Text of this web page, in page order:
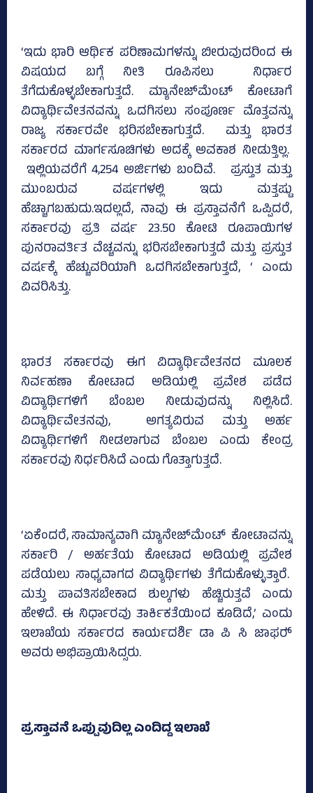
‘ಇದು ಭಾರಿ ಆರ್ಥಿಕ ಪರಿಣಾಮಗಳನ್ನು ಬೀರುವುದರಿಂದ ಈ
ವಿಷಯದ ಬಗ್ಗೆ ನೀತಿ ರೂಪಿಸಲು ನಿರ್ಧಾರ
ತೆಗೆದುಕೊಳ್ಳಬೇಕಾಗುತ್ತದೆ. ಮ್ಯಾನೇಜ್‌ಮೆಂಟ್‌ ಕೋಟಾಗೆ
ವಿದ್ಯಾರ್ಥಿವೇತನವನ್ನು ಒದಗಿಸಲು ಸಂಪೂರ್ಣ ಮೊತ್ತವನ್ನು
ರಾಜ್ಯ ಸರ್ಕಾರವೇ ಭರಿಸಬೇಕಾಗುತ್ತದೆ. ಮತ್ತು ಭಾರತ
ಸರ್ಕಾರದ ಮಾರ್ಗಸೂಚಿಗಳು ಅದಕ್ಕೆ ಅವಕಾಶ ನೀಡುತ್ತಿಲ್ಲ.
ಇಲ್ಲಿಯವರೆಗೆ 4,254 ಅರ್ಜಿಗಳು ಬಂದಿವೆ. ಪ್ರಸ್ತುತ ಮತ್ತು
ಮುಂಬರುವ ವರ್ಷಗಳಲ್ಲಿ ಇದು ಮತ್ತಷ್ಟು
ಹೆಚ್ಚಾಗಬಹುದು.ಇದಲ್ಲದೆ, ನಾವು ಈ ಪ್ರಸ್ತಾವನೆಗೆ ಒಪ್ಪಿದರೆ,
ಸರ್ಕಾರವು ಪ್ರತಿ ವರ್ಷ 23.50 ಕೋಟಿ ರೂಪಾಯಿಗಳ
ಪುನರಾವರ್ತಿತ ವೆಚ್ಚವನ್ನು ಭರಿಸಬೇಕಾಗುತ್ತದೆ ಮತ್ತು ಪ್ರಸ್ತುತ
ವರ್ಷಕ್ಕೆ ಹೆಚ್ಚುವರಿಯಾಗಿ ಒದಗಿಸಬೇಕಾಗುತ್ತದೆ, ‘ ಎಂದು
ವಿವರಿಸಿತ್ತು.
ಭಾರತ ಸರ್ಕಾರವು ಈಗ ವಿದ್ಯಾರ್ಥಿವೇತನದ ಮೂಲಕ
ನಿರ್ವಹಣಾ ಕೋಟಾದ ಅಡಿಯಲ್ಲಿ ಪ್ರವೇಶ ಪಡೆದ
ವಿದ್ಯಾರ್ಥಿಗಳಿಗೆ ಬೆಂಬಲ ನೀಡುವುದನ್ನು ನಿಲ್ಲಿಸಿದೆ.
ವಿದ್ಯಾರ್ಥಿವೇತನವು, ಅಗತ್ಯವಿರುವ ಮತ್ತು ಅರ್ಹ
ವಿದ್ಯಾರ್ಥಿಗಳಿಗೆ ನೀಡಲಾಗುವ ಬೆಂಬಲ ಎಂದು ಕೇಂದ್ರ
ಸರ್ಕಾರವು ನಿರ್ಧರಿಸಿದೆ ಎಂದು ಗೊತ್ತಾಗುತ್ತದೆ.
‘ಏಕೆಂದರೆ, ಸಾಮಾನ್ಯವಾಗಿ ಮ್ಯಾನೇಜ್‌ಮೆಂಟ್‌ ಕೋಟಾವನ್ನು
ಸರ್ಕಾರಿ / ಅರ್ಹತೆಯ ಕೋಟಾದ ಅಡಿಯಲ್ಲಿ ಪ್ರವೇಶ
ಪಡೆಯಲು ಸಾಧ್ಯವಾಗದ ವಿದ್ಯಾರ್ಥಿಗಳು ತೆಗೆದುಕೊಳ್ಳುತ್ತಾರೆ.
ಮತ್ತು ಪಾವತಿಸಬೇಕಾದ ಶುಲ್ಕಗಳು ಹೆಚ್ಚಿರುತ್ತವೆ ಎಂದು
ಹೇಳಿದೆ. ಈ ನಿರ್ಧಾರವು ತಾರ್ಕಿಕತೆಯಿಂದ ಕೂಡಿದೆ,’ ಎಂದು
ಇಲಾಖೆಯ ಸರ್ಕಾರದ ಕಾರ್ಯದರ್ಶಿ ಡಾ ಪಿ ಸಿ ಜಾಫರ್‍‌
ಅವರು ಅಭಿಪ್ರಾಯಿಸಿದ್ಸರು.
ಪ್ರಸ್ತಾವನೆ ಒಪ್ಪುವುದಿಲ್ಲ ಎಂದಿದ್ದ ಇಲಾಖೆ